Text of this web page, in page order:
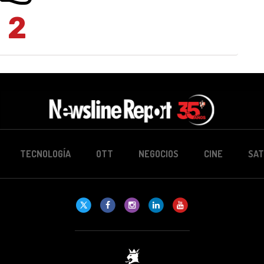
2
TECNOLOGÍA OTT NEGOCIOS CINE